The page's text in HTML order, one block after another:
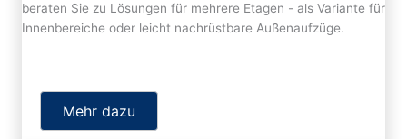
beraten Sie zu Lösungen für mehrere Etagen - als Variante für
Innenbereiche oder leicht nachrüstbare Außenaufzüge.
Mehr dazu